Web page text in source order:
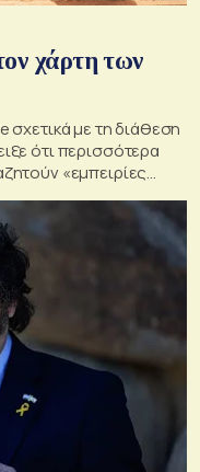
χάρτη των
σχετικά με τη διάθεση
ότι περισσότερα
«εμπειρίες